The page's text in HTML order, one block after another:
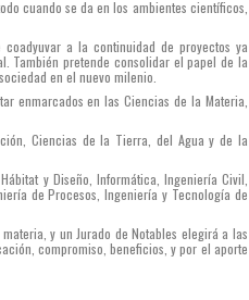
cuando se da en los ambientes científicos,
a la continuidad de proyectos ya
También pretende consolidar el papel de la
en el nuevo milenio.
enmarcados en las Ciencias de la Materia,
Ciencias de la Tierra, del Agua y de la
y Diseño, Informática, Ingeniería Civil,
de Procesos, Ingeniería y Tecnología de
y un Jurado de Notables elegirá a las
compromiso, beneficios, y por el aporte